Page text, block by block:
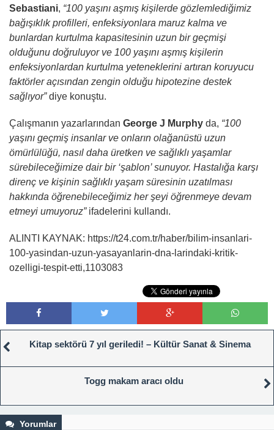
Sebastiani, “100 yaşını aşmış kişilerde gözlemlediğimiz
bağışıklık profilleri, enfeksiyonlara maruz kalma ve
bunlardan kurtulma kapasitesinin uzun bir geçmişi
olduğunu doğruluyor ve 100 yaşını aşmış kişilerin
enfeksiyonlardan kurtulma yeteneklerini artıran koruyucu
faktörler açısından zengin olduğu hipotezine destek
sağlıyor”diye konuştu.
Çalışmanın yazarlarından George J Murphy da, “100
yaşını geçmiş insanlar ve onların olağanüstü uzun
ömürlülüğü, nasıl daha üretken ve sağlıklı yaşamlar
sürebileceğimize dair bir ‘şablon’ sunuyor. Hastalığa karşı
direnç ve kişinin sağlıklı yaşam süresinin uzatılması
hakkında öğrenebileceğimiz her şeyi öğrenmeye devam
etmeyi umuyoruz”ifadelerini kullandı.
ALINTI KAYNAK: https://t24.com.tr/haber/bilim-insanlari-
100-yasindan-uzun-yasayanlarin-dna-larindaki-kritik-
ozelligi-tespit-etti,1103083
Kitap sektörü 7 yıl geriledi! – Kültür Sanat & Sinema
Togg makam aracı oldu
Yorumlar